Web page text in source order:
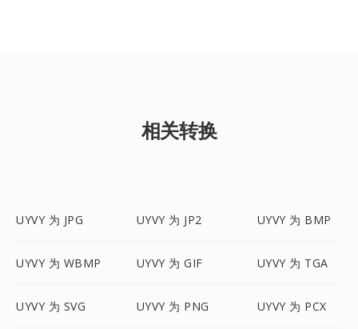
相关转换
UYVY 为 JPG UYVY 为 JP2 UYVY 为 BMP
UYVY 为 WBMP UYVY 为 GIF UYVY 为 TGA
UYVY 为 SVG UYVY 为 PNG UYVY 为 PCX